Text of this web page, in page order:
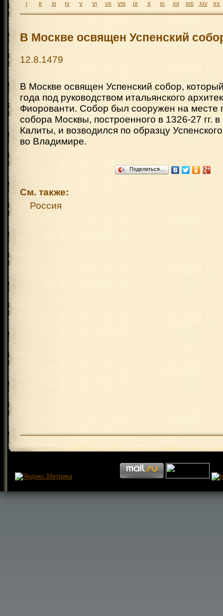
I
II III IV V VI VII VIII IX X XI XII XIII XIV XV
В Москве освящен Успенский
12.8.1479
В Москве освящен Успенский собор,
года под руководством итальянского
Фиорованти. Собор был сооружен на месте
собора Москвы, построенного в 1326-27 гг.
Калиты, и возводился по образцу
во Владимире.
Поделиться…
См. также:
Россия